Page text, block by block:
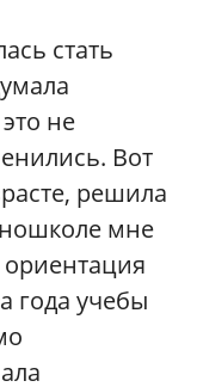
стать
не
Вот
решила
мне
года учебы